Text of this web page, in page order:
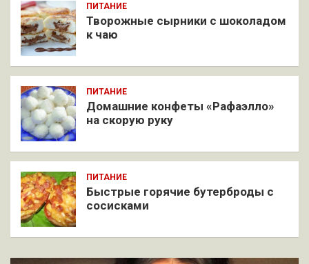
ПИТАНИЕ
Творожные сырники с шоколадом
к чаю
ПИТАНИЕ
Домашние конфеты «Рафаэлло»
на скорую руку
ПИТАНИЕ
Быстрые горячие бутерброды с
сосисками